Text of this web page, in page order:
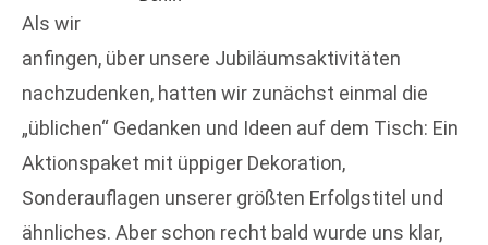
Als wir
anfingen, über unsere Jubiläumsaktivitäten
nachzudenken, hatten wir zunächst einmal die
„üblichen“ Gedanken und Ideen auf dem Tisch: Ein
Aktionspaket mit üppiger Dekoration,
Sonderauflagen unserer größten Erfolgstitel und
ähnliches. Aber schon recht bald wurde uns klar,